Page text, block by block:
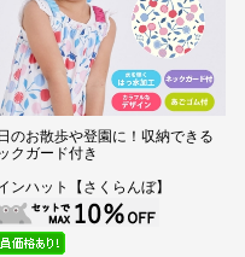
のお散歩や登園に！収納できる
クガード付き
ンハット【さくらんぼ】